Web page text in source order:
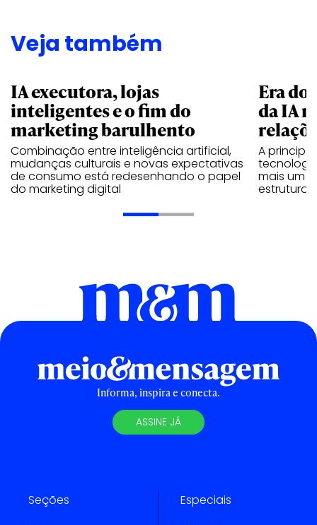
Veja também
IA executora, lojas
inteligentes e o fim do
marketing barulhento
Combinação entre inteligência artificial,
mudanças culturais e novas expectativas
de consumo está redesenhando o papel
do marketing digital
Era do
da IA
A
mais um
Informa, inspira e conecta.
ASSINE JÁ
Seções Especiais